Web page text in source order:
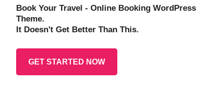
Book Your Travel - Online Booking WordPress
Theme.
It Doesn't Get Better Than This.
GET STARTED NOW